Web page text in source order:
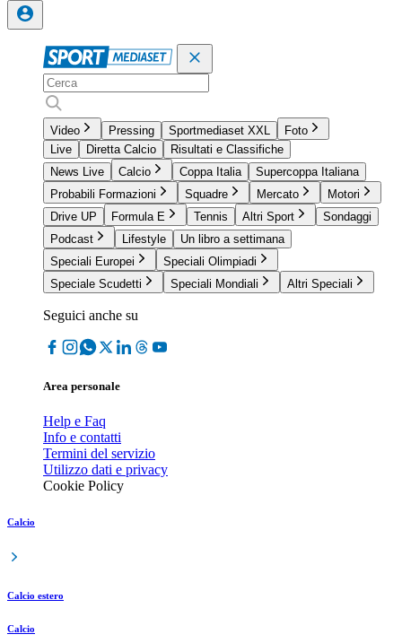
Video Pressing Sportmediaset XXL
Foto
Live
Diretta Calcio
Risultati e Classifiche
News Live
Calcio Coppa Italia
Supercoppa Italiana
Probabili Formazioni
Squadre Mercato
Motori
Drive UP
Formula E Tennis Altri Sport
Sondaggi
Podcast
Lifestyle
Un libro a settimana
Speciali Europei
Speciali Olimpiadi
Speciale Scudetti
Speciali Mondiali Altri Speciali
Seguici anche su
Area personale
Help e Faq
Info e contatti
Termini del servizio
Utilizzo dati e privacy
Cookie Policy
Calcio
Calcio estero
Calcio